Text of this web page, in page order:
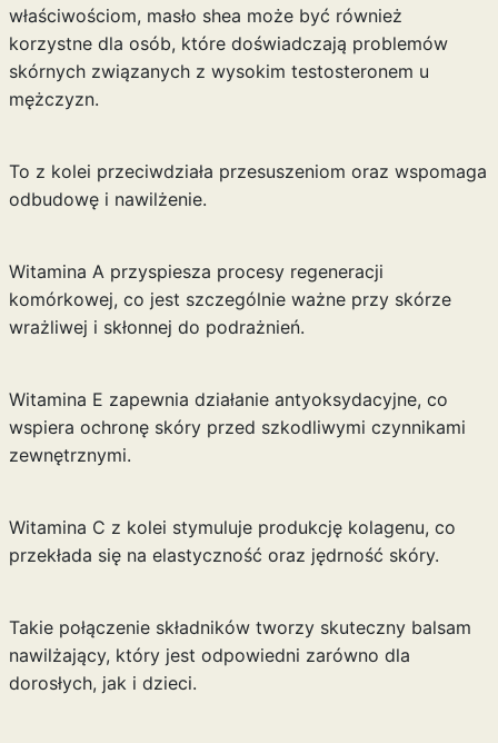
właściwościom, masło shea może być również
korzystne dla osób, które doświadczają problemów
skórnych związanych z wysokim testosteronem u
mężczyzn.
To z kolei przeciwdziała przesuszeniom oraz wspomaga
odbudowę i nawilżenie.
Witamina A przyspiesza procesy regeneracji
komórkowej, co jest szczególnie ważne przy skórze
wrażliwej i skłonnej do podrażnień.
Witamina E zapewnia działanie antyoksydacyjne, co
wspiera ochronę skóry przed szkodliwymi czynnikami
zewnętrznymi.
Witamina C z kolei stymuluje produkcję kolagenu, co
przekłada się na elastyczność oraz jędrność skóry.
Takie połączenie składników tworzy skuteczny balsam
nawilżający, który jest odpowiedni zarówno dla
dorosłych, jak i dzieci.